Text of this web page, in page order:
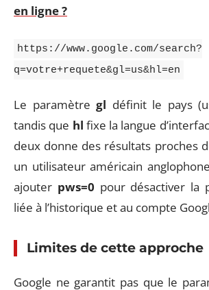
en ligne ?
https://www.google.com/search?
q=votre+requete&gl=us&hl=en
Le paramètregl définit le pays
tandis que hl fixe la langue
deux donne des résultats proches
un utilisateur américain
ajouter pws=0 pour désactiver la
liée à l’historique et au compte
Limites de cette approche
Google ne garantit pas que le